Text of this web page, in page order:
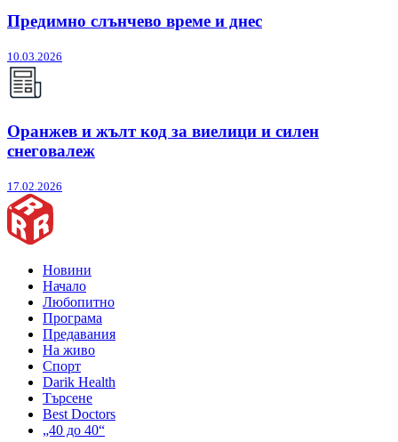
Предимно слънчево време и днес
10.03.2026
Оранжев и жълт код за виелици и силен
снеговалеж
17.02.2026
Новини
Начало
Любопитно
Програма
Предавания
На живо
Спорт
Darik Health
Търсене
Best Doctors
„40 до 40“